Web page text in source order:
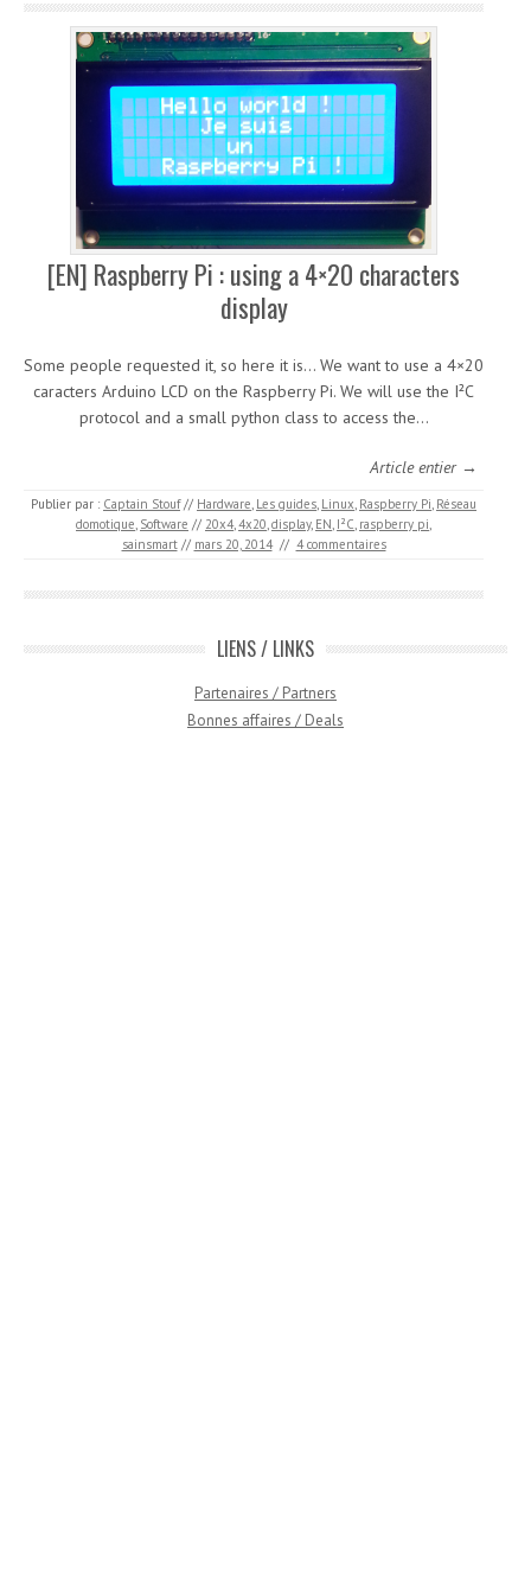
[EN] Raspberry Pi : using a 4×20 characters
display
Some people requested it, so here it is… We want to use a 4×20
caracters Arduino LCD on the Raspberry Pi. We will use the I²C
protocol and a small python class to access the…
Article entier →
Publier par : Captain Stouf // Hardware, Les guides, Linux, Raspberry Pi, Réseau
domotique, Software // 20x4,4x20,display, EN, I²C, raspberry pi,
sainsmart // mars 20, 2014 // 4 commentaires
LIENS / LINKS
Partenaires / Partners
Bonnes affaires / Deals